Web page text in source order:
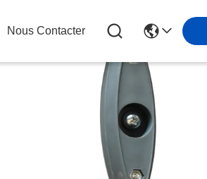
Nous Contacter